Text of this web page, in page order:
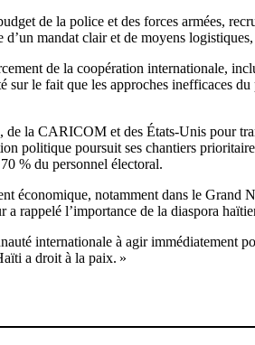
de la police et des forces armées,
mandat clair et de moyens
de la coopération internationale,
sur le fait que les approches inefficaces
la CARICOM et des États-Unis pour
politique poursuit ses chantiers
% du personnel électoral.
économique, notamment dans le
rappelé l’importance de la diaspora
internationale à agir immédiatement
a droit à la paix. »